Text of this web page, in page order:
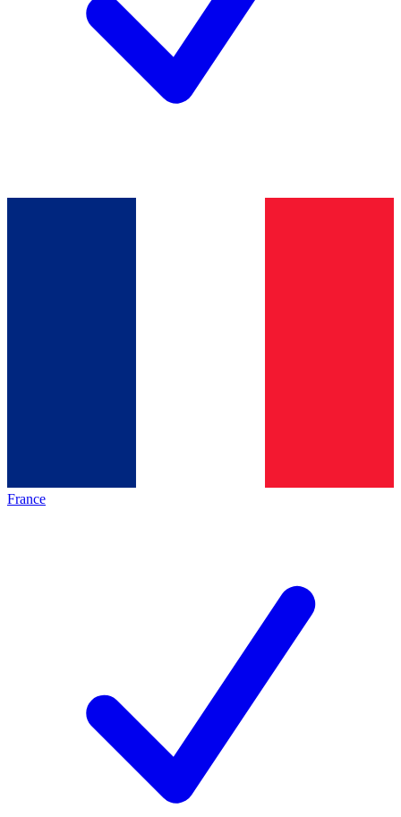
France